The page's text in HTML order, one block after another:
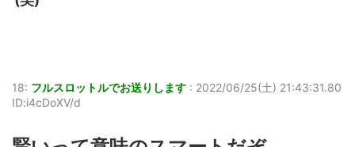
18: フルスロットルでお送りします : 2022/06/25(土) 21:43:31.80
ID:i4cDoXV/d